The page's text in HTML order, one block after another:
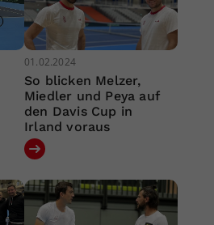
01.02.2024
So blicken Melzer,
Miedler und Peya auf
den Davis Cup in
Irland voraus